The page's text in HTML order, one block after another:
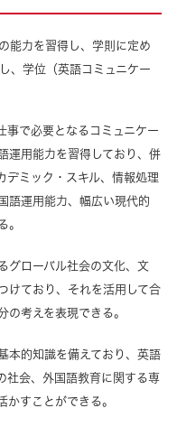
能力を習得し、学則に定め
、学位（英語コミュニケー
事で必要となるコミュニケー
運用能力を習得しており、併
デミック・スキル、情報処理
語運用能力、幅広い現代的
。
グローバル社会の文化、文
けており、それを活用して合
の考えを表現できる。
本的知識を備えており、英語
社会、外国語教育に関する専
かすことができる。